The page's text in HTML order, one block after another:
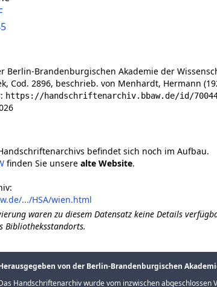
Berlin-Brandenburgischen Akademie der
Cod. 2896, beschrieb. von Menhardt, Hermann
https://handschriftenarchiv.bbaw.de/id/
befindet sich noch im Aufbau.
finden Sie unsere alte Website.
.../HSA/wien.html
waren zu diesem Datensatz keine Details
Bibliotheksstandorts.
von der Berlin-Brandenburgischen
Handschriftenarchiv wurde vom inzwischen abgeschlossen